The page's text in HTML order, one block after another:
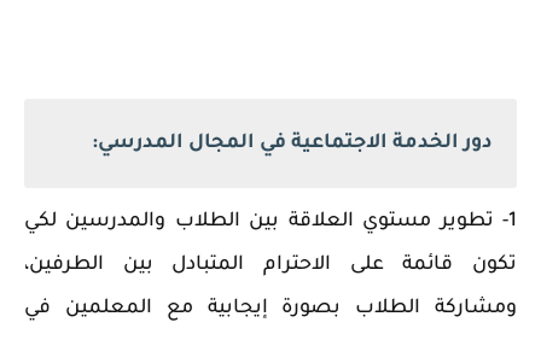
دور الخدمة الاجتماعية في المجال المدرسي:
1- تطوير مستوي العلاقة بين الطلاب والمدرسين لكي
تكون قائمة على الاحترام المتبادل بين الطرفين،
ومشاركة الطلاب بصورة إيجابية مع المعلمين في